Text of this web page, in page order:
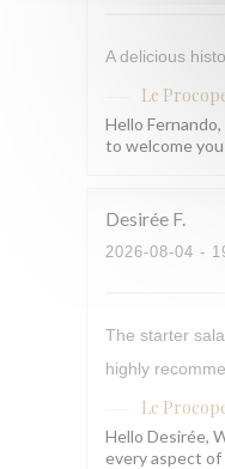
A delicious
Le
Hello
to welcome
Desirée F
2026-08-04 -
The starter
highly
Le
Hello Desirée,
every aspect